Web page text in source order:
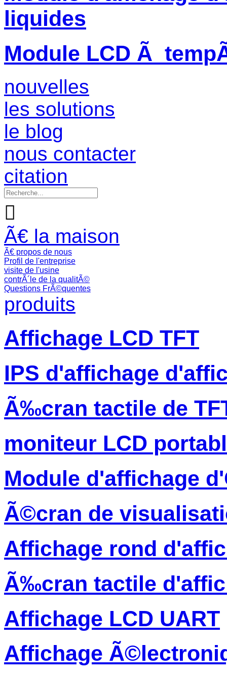
liquides
Module LCD Ã
nouvelles
les solutions
le blog
nous contacter
citation

Ã€ la maison
Ã€ propos de nous
Profil de l'entreprise
visite de l'usine
contrÃ´le de la qualitÃ©
Questions FrÃ©quentes
produits
Affichage LCD TFT
IPS d'affichage
Ã‰cran tactile de
moniteur LCD
Module d'affichage
Ã©cran de
Affichage rond
Ã‰cran tactile
Affichage LCD UART
Affichage